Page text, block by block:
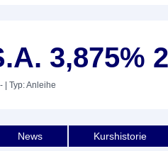
3,875%
| Typ: Anleihe
News Kurshistorie